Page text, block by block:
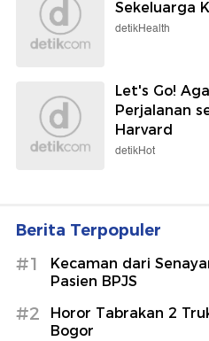
Sekeluarga
detikHealth
Let's Go!
Perjalanan
Harvard
detikHot
Berita Terpopuler
#1
Kecaman dari
Pasien BPJS
#2
Horor Tabrakan 2
Bogor